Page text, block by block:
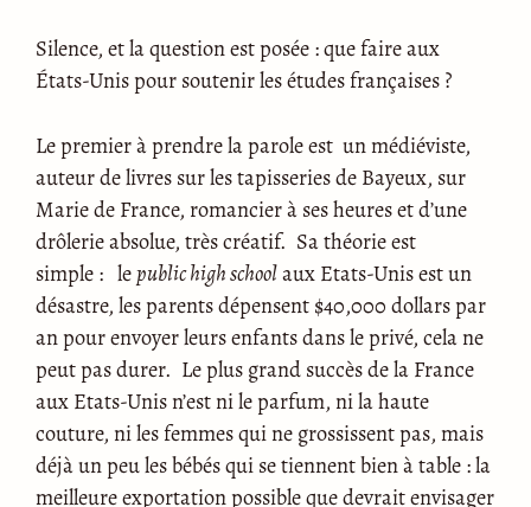
Silence, et la question est posée : que faire aux
États-Unis pour soutenir les études françaises ?
Le premier à prendre la parole est un médiéviste,
auteur de livres sur les tapisseries de Bayeux, sur
Marie de France, romancier à ses heures et d’une
drôlerie absolue, très créatif. Sa théorie est
simple : lepublic high schoolaux Etats-Unis est un
désastre, les parents dépensent $40,000 dollars par
an pour envoyer leurs enfants dans le privé, cela ne
peut pas durer. Le plus grand succès de la France
aux Etats-Unis n’est ni le parfum, ni la haute
couture, ni les femmes qui ne grossissent pas, mais
déjà un peu les bébés qui se tiennent bien à table : la
meilleure exportation possible que devrait envisager